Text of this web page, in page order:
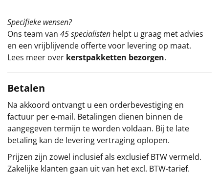
Specifieke wensen?
Ons team van 45 specialisten helpt u graag met advies
en een vrijblijvende offerte voor levering op maat.
Lees meer over kerstpakketten bezorgen.
Betalen
Na akkoord ontvangt u een orderbevestiging en
factuur per e-mail. Betalingen dienen binnen de
aangegeven termijn te worden voldaan. Bij te late
betaling kan de levering vertraging oplopen.
Prijzen zijn zowel inclusief als exclusief BTW vermeld.
Zakelijke klanten gaan uit van het excl. BTW-tarief.